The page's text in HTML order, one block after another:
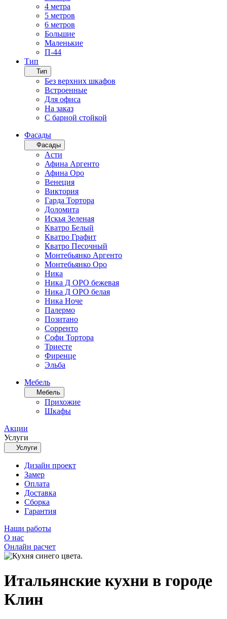
4 метра
5 метров
6 метров
Большие
Маленькие
П-44
Тип
Тип
Без верхних шкафов
Встроенные
Для офиса
На заказ
С барной стойкой
Фасады
Фасады
Асти
Афина Аргенто
Афина Оро
Венеция
Виктория
Гарда Тортора
Доломита
Искья Зеленая
Кватро Белый
Кватро Графит
Кватро Песочный
Монтебьянко Аргенто
Монтебьянко Оро
Ника
Ника Д ОРО бежевая
Ника Д ОРО белая
Ника Ноче
Палермо
Позитано
Сорренто
Софи Тортора
Триесте
Фиренце
Эльба
Мебель
Мебель
Прихожие
Шкафы
Акции
Услуги
Услуги
Дизайн проект
Замер
Оплата
Доставка
Сборка
Гарантия
Наши работы
О нас
Онлайн расчет
Итальянские кухни в городе
Клин